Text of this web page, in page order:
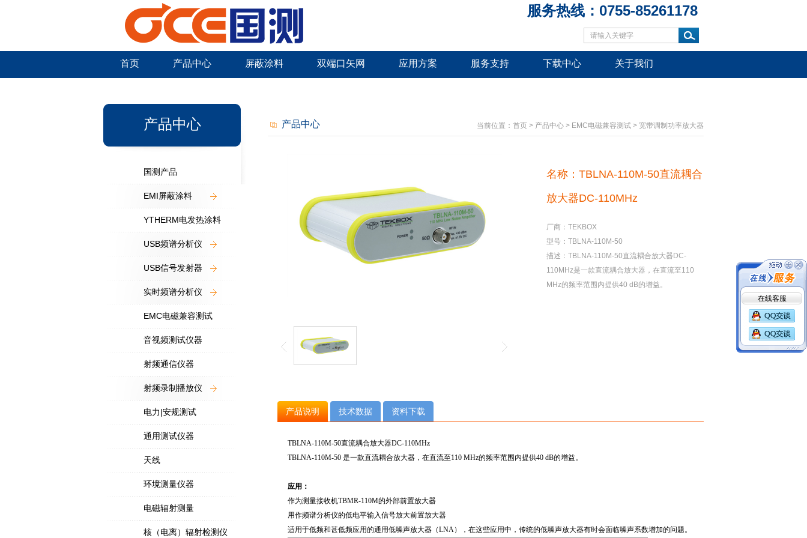
服务热线：0755-85261178
首页 产品中心 屏蔽涂料 双端口矢网 应用方案 服务支持 下载中心 关于我们
产品中心
国测产品
EMI屏蔽涂料
YTHERM电发热涂料
USB频谱分析仪
USB信号发射器
实时频谱分析仪
EMC电磁兼容测试
音视频测试仪器
射频通信仪器
射频录制播放仪
电力|安规测试
通用测试仪器
天线
环境测量仪器
电磁辐射测量
核（电离）辐射检测仪
当前位置： 首页 > 产品中心 > EMC电磁兼容测试 > 宽带调制功率放大器
产品中心
名称：TBLNA-110M-50直流耦合
放大器DC-110MHz
厂商：TEKBOX
型号：TBLNA-110M-50
描述：TBLNA-110M-50直流耦合放大器DC-
110MHz是一款直流耦合放大器，在直流至110
MHz的频率范围内提供40 dB的增益。
产品说明 技术数据 资料下载
TBLNA-110M-50直流耦合放大器DC-110MHz
TBLNA-110M-50 是一款直流耦合放大器，在直流至110 MHz的频率范围内提供40 dB的增益。
应用：
作为测量接收机TBMR-110M的外部前置放大器
用作频谱分析仪的低电平输入信号放大前置放大器
适用于低频和甚低频应用的通用低噪声放大器（LNA），在这些应用中，传统的低噪声放大器有时会面临噪声系数增加的问题。
在线客服